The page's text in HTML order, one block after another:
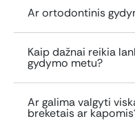
Ar ortodontinis
Kaip dažnai reikia
gydymo metu?
Ar galima valgyti
breketais ar